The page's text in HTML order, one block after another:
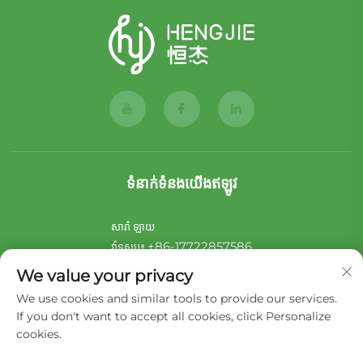
ទំនាក់ទំនងយើងឥឡូវ
សារ៉ា ឡាយ
វ៉ាទសប៖+86-17722857586
[email protected]
We value your privacy
We use cookies and similar tools to provide our services.
If you don't want to accept all cookies, click Personalize
cookies.